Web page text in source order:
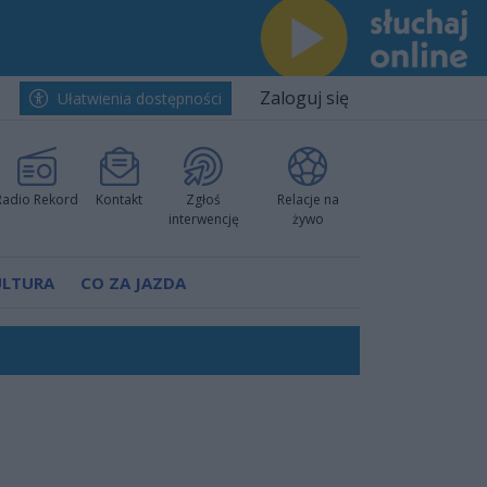
Ułatwienia dostępności Zaloguj się
Rekord Kontakt
Zgłoś
interwencję
Relacje na
żywo
CO ZA JAZDA
nową sportową tradycję"